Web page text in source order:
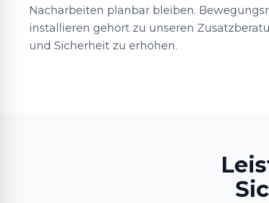
Nacharbeiten planbar bleiben.
installieren gehört zu unseren
und Sicherheit zu erhöhen.